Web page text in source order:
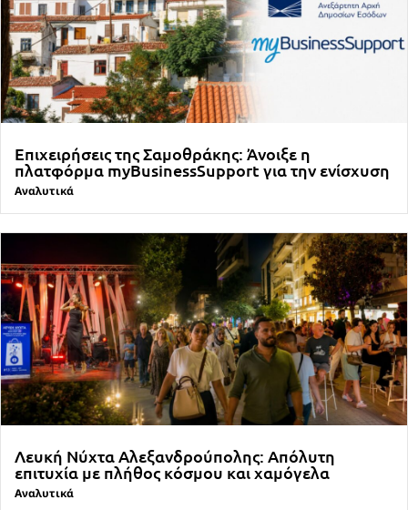
Επιχειρήσεις της Σαμοθράκης: Άνοιξε η
πλατφόρμα myBusinessSupport για την ενίσχυση
Αναλυτικά
Λευκή Νύχτα Αλεξανδρούπολης: Απόλυτη
επιτυχία με πλήθος κόσμου και χαμόγελα
Αναλυτικά